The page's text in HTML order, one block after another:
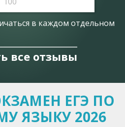
в каждом отдельном
все отзывы
ЕГЭ ПО
ЯЗЫКУ 2026